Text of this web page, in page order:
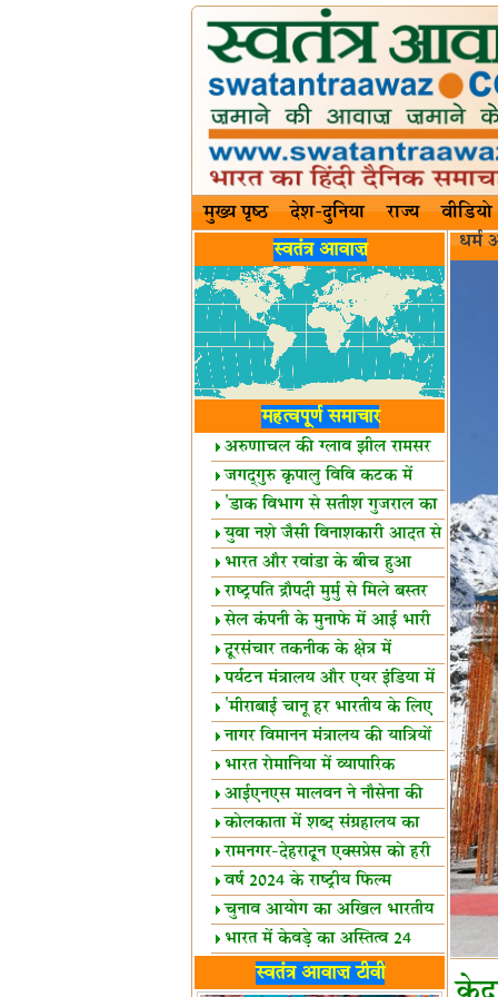
मुख्य पृष्ठ देश-दुनिया राज्य वीडियो
स्वतंत्र आवाज़
महत्वपूर्ण समाचार
अरुणाचल की ग्लाव झील रामसर
स्थल घोषित
जगद्गुरु कृपालु विवि कटक में
शैक्षिक सत्र शुरू
'डाक विभाग से सतीश गुजराल का
रिश्ता गहरा'
युवा नशे जैसी विनाशकारी आदत से
दूर रहें-मोदी
भारत और रवांडा के बीच हुआ
व्यापार विस्तार
राष्ट्रपति द्रौपदी मुर्मु से मिले बस्तर
के प्रतिनिधि
सेल कंपनी के मुनाफे में आई भारी
उछाल!
दूरसंचार तकनीक के क्षेत्र में
उत्कृष्टता पुरस्कार
पर्यटन मंत्रालय और एयर इंडिया में
समझौता
'मीराबाई चानू हर भारतीय के लिए
प्रेरणा'
नागर विमानन मंत्रालय की यात्रियों
को सलाह
भारत रोमानिया में व्यापारिक
साझेदारियां
आईएनएस मालवन ने नौसेना की
ताकत बढ़ाई
कोलकाता में शब्द संग्रहालय का
उद्घाटन
रामनगर-देहरादून एक्सप्रेस को हरी
झंडीवर्ष 2024 के राष्ट्रीय फिल्म
पुरस्कारों की घोषणा
चुनाव आयोग का अखिल भारतीय
मीडिया सम्मेलन
भारत में केवड़े का अस्तित्‍व 24
लाख वर्ष!
लखनऊ में 'एक राष्ट्र एक चुनाव'
स्वतंत्र आवाज़ टीवी
धर्म